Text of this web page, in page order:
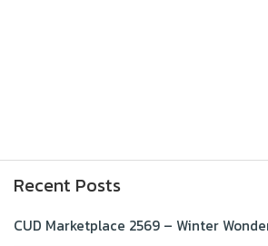
Recent Posts
CUD Marketplace 2569 – Winter